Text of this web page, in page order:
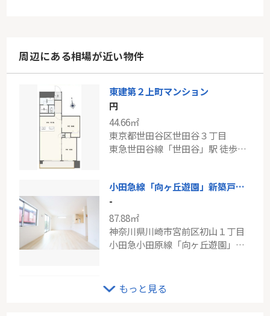
周辺にある相場が近い物件
東建第２上町マンション
円
44.66㎡
東京都世田谷区世田谷３丁目
東急世田谷線「世田谷」駅 徒歩3分
小田急線「向ヶ丘遊園」新築戸建て
-
87.88㎡
神奈川県川崎市宮前区初山１丁目
小田急小田原線「向ヶ丘遊園」駅 バス9分 「おし沼」 停歩5分
-
もっと見る